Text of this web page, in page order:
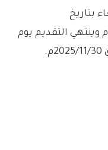
بتاريخ
1447/05/28هـ الموافق 2025/11/19م وينتهي التقديم يوم